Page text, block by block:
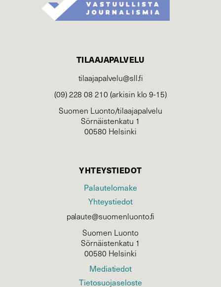
TILAAJAPALVELU
tilaajapalvelu@sll.fi
(09) 228 08 210 (arkisin klo 9-15)
Suomen Luonto/tilaajapalvelu
Sörnäistenkatu 1
00580 Helsinki
YHTEYSTIEDOT
Palautelomake
Yhteystiedot
palaute@suomenluonto.fi
Suomen Luonto
Sörnäistenkatu 1
00580 Helsinki
Mediatiedot
Tietosuojaseloste